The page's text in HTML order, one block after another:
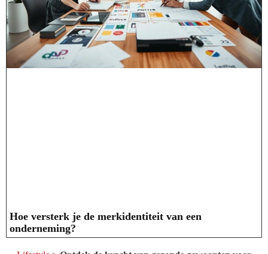
Hoe versterk je de merkidentiteit van een
onderneming?